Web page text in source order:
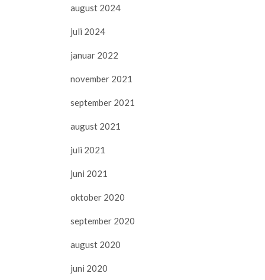
august 2024
juli 2024
januar 2022
november 2021
september 2021
august 2021
juli 2021
juni 2021
oktober 2020
september 2020
august 2020
juni 2020